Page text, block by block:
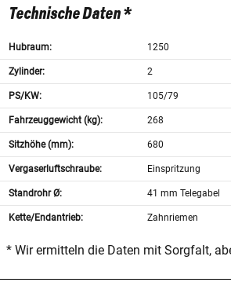
Technische Daten *
Hubraum: 1250
Zylinder: 2
PS/KW: 105/79
Fahrzeuggewicht (kg): 268
Sitzhöhe (mm): 680
Vergaserluftschraube: Einspritzung
Standrohr Ø: 41 mm Telegabel
Kette/Endantrieb: Zahnriemen
* Wir ermitteln die Daten mit Sorgfalt,